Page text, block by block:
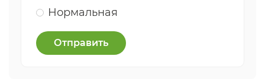
Нормальная
Отправить